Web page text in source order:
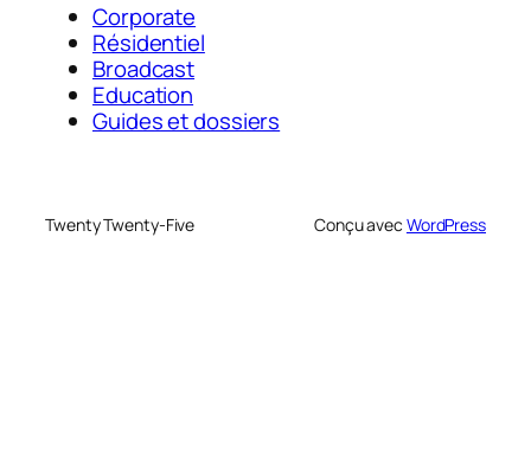
Corporate
Résidentiel
Broadcast
Education
Guides et dossiers
Twenty Twenty-Five Conçu avec WordPress